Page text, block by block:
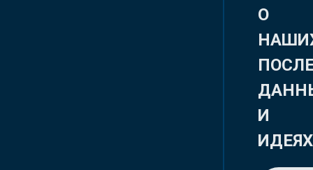
О
И
ИДЕЯХ